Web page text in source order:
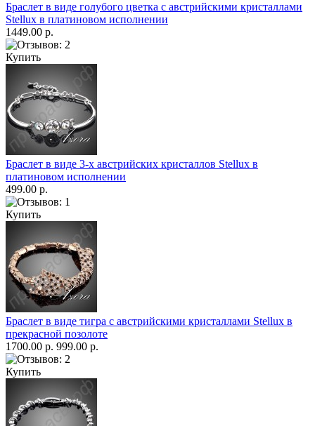
Браслет в виде голубого цветка с австрийскими кристаллами
Stellux в платиновом исполнении
1449.00 р.
Купить
Браслет в виде 3-х австрийских кристаллов Stellux в
платиновом исполнении
499.00 р.
Купить
Браслет в виде тигра с австрийскими кристаллами Stellux в
прекрасной позолоте
1700.00 р. 999.00 р.
Купить